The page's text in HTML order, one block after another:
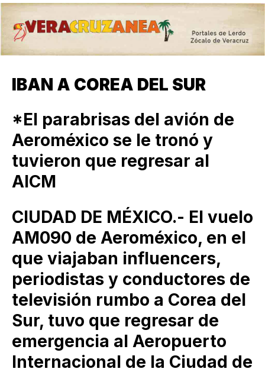
IBAN A COREA DEL SUR
*El parabrisas del avión de
Aeroméxico se le tronó y
tuvieron que regresar al
AICM
CIUDAD DE MÉXICO.- El vuelo
AM090 de Aeroméxico, en el
que viajaban influencers,
periodistas y conductores de
televisión rumbo a Corea del
Sur, tuvo que regresar de
emergencia al Aeropuerto
Internacional de la Ciudad de